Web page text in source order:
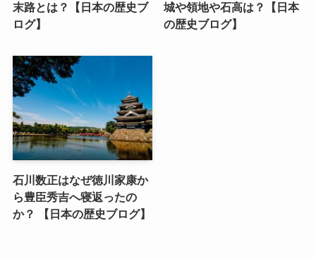
末路とは？【日本の歴史ブ
ログ】
城や領地や石高は？【日本
の歴史ブログ】
石川数正はなぜ徳川家康か
ら豊臣秀吉へ寝返ったの
か？ 【日本の歴史ブログ】